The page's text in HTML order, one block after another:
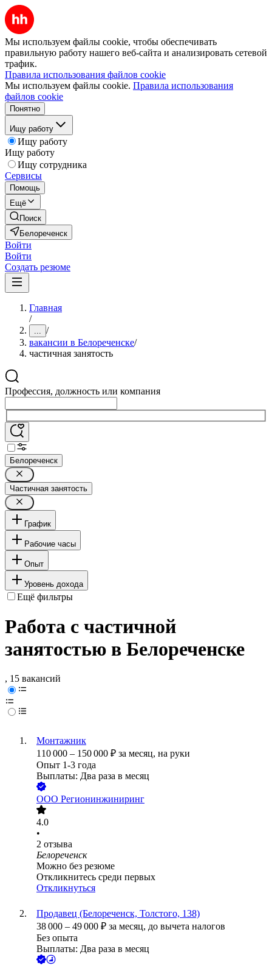
Мы используем файлы cookie, чтобы обеспечивать
правильную работу нашего веб-сайта и анализировать сетевой
трафик.
Правила использования файлов cookie
Мы используем файлы cookie. Правила использования
файлов cookie
Понятно
Ищу работу
Ищу работу
Ищу работу
Ищу сотрудника
Сервисы
Помощь
Ещё
Поиск
Белореченск
Войти
Войти
Создать резюме
Главная
/
... /
вакансии в Белореченске/
частичная занятость
Профессия, должность или компания
Белореченск
Частичная занятость
График
Рабочие часы
Опыт
Уровень дохода
Ещё фильтры
Работа с частичной
занятостью в Белореченске
, 15 вакансий
Монтажник
110 000 – 150 000 ₽ за месяц, на руки
Опыт 1-3 года
Выплаты: Два раза в месяц
ООО Регионинжиниринг
4.0
•
2 отзыва
Белореченск
Можно без резюме
Откликнитесь среди первых
Откликнуться
Продавец (Белореченск, Толстого, 138)
38 000 – 49 000 ₽ за месяц, до вычета налогов
Без опыта
Выплаты: Два раза в месяц